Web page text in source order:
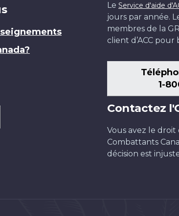
Le Service d'aide
jours par année.
membres de la
client d’ACC pour
1-
Contactez
Vous avez le
Combattants
décision est